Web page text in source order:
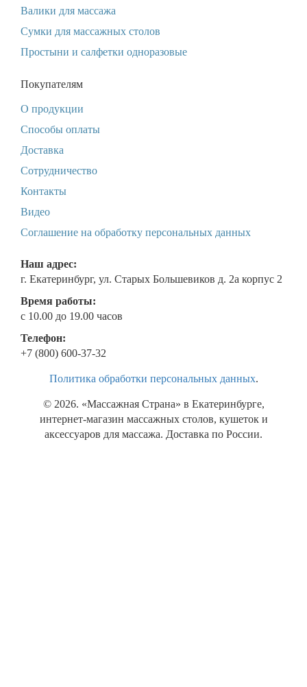
Валики для массажа
Сумки для массажных столов
Простыни и салфетки одноразовые
Покупателям
О продукции
Способы оплаты
Доставка
Сотрудничество
Контакты
Видео
Соглашение на обработку персональных данных
Наш адрес:
г. Екатеринбург, ул. Старых Большевиков д. 2а корпус 2
Время работы:
с 10.00 до 19.00 часов
Телефон:
+7 (800) 600-37-32
Политика обработки персональных данных.
© 2026. «Массажная Страна» в Екатеринбурге,
интернет-магазин массажных столов, кушеток и
аксессуаров для массажа. Доставка по России.